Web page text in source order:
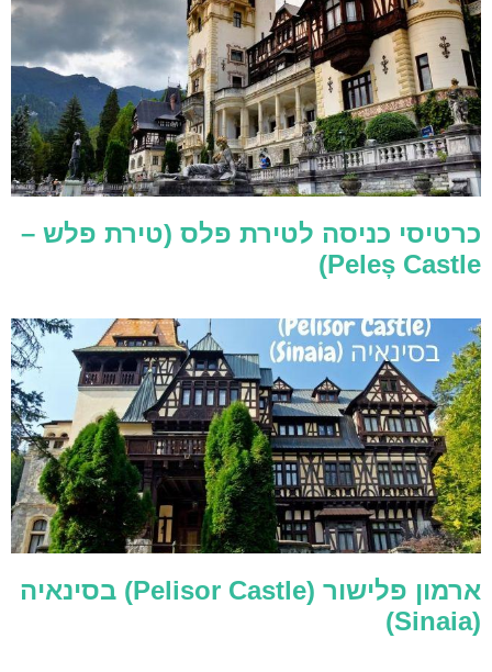
כרטיסי כניסה לטירת פלס (טירת פלש –
Peleș Castle)
ארמון פלישור (Pelisor Castle) בסינאיה
(Sinaia)